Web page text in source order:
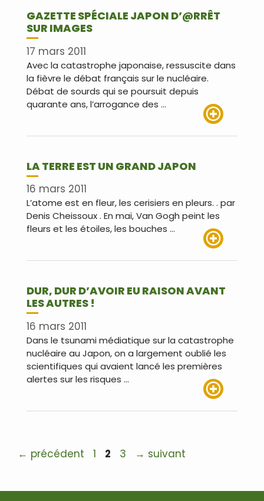
GAZETTE SPÉCIALE JAPON D’@RRÊT
SUR IMAGES
17 mars 2011
Avec la catastrophe japonaise, ressuscite dans
la fièvre le débat français sur le nucléaire.
Débat de sourds qui se poursuit depuis
quarante ans, l’arrogance des …
LA TERRE EST UN GRAND JAPON
16 mars 2011
L’atome est en fleur, les cerisiers en pleurs. . par
Denis Cheissoux . En mai, Van Gogh peint les
fleurs et les étoiles, les bouches …
DUR, DUR D’AVOIR EU RAISON AVANT
LES AUTRES !
16 mars 2011
Dans le tsunami médiatique sur la catastrophe
nucléaire au Japon, on a largement oublié les
scientifiques qui avaient lancé les premières
alertes sur les risques …
Navigation
← précédent Page
1 Page
2 Page
3 → suivant